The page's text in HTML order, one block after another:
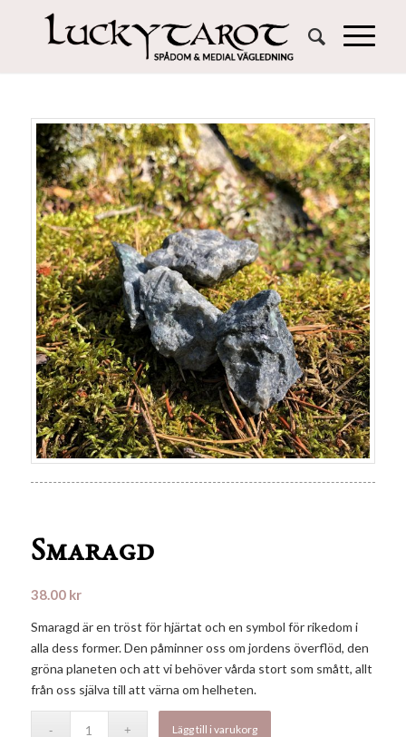
Smaragd
38.00 kr
Smaragd är en tröst för hjärtat och en symbol för rikedom i
alla dess former. Den påminner oss om jordens överflöd, den
gröna planeten och att vi behöver vårda stort som smått, allt
från oss själva till att värna om helheten.
Lägg till i varukorg